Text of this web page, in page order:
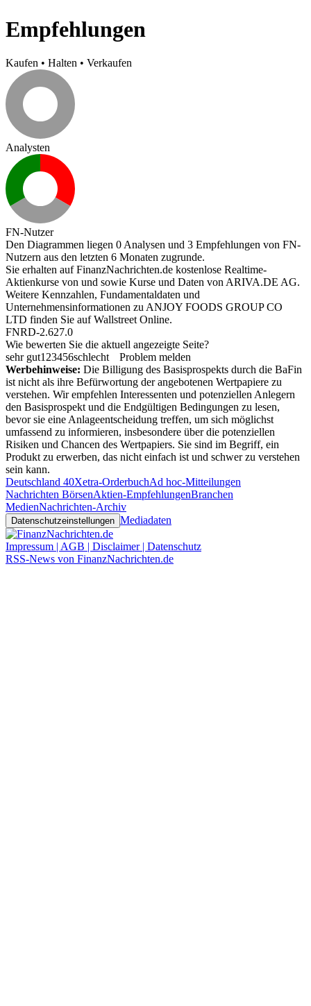
Empfehlungen
Kaufen • Halten • Verkaufen
Analysten
FN-Nutzer
Den Diagrammen liegen 0 Analysen und 3 Empfehlungen von FN-
Nutzern aus den letzten 6 Monaten zugrunde.
Sie erhalten auf FinanzNachrichten.de kostenlose Realtime-
Aktienkurse von und sowie Kurse und Daten von ARIVA.DE AG.
Weitere Kennzahlen, Fundamentaldaten und
Unternehmensinformationen zu ANJOY FOODS GROUP CO
LTD finden Sie aufWallstreet Online.
FNRD-2.627.0
Wie bewerten Sie die aktuell angezeigte Seite?
sehr gut1 23456schlecht
Problem melden
Werbehinweise: Die Billigung des Basisprospekts durch die BaFin
ist nicht als ihre Befürwortung der angebotenen Wertpapiere zu
verstehen. Wir empfehlen Interessenten und potenziellen Anlegern
den Basisprospekt und die Endgültigen Bedingungen zu lesen,
bevor sie eine Anlageentscheidung treffen, um sich möglichst
umfassend zu informieren, insbesondere über die potenziellen
Risiken und Chancen des Wertpapiers. Sie sind im Begriff, ein
Produkt zu erwerben, das nicht einfach ist und schwer zu verstehen
sein kann.
Deutschland 40Xetra-OrderbuchAd hoc-Mitteilungen
Nachrichten BörsenAktien-EmpfehlungenBranchen
MedienNachrichten-Archiv
Datenschutzeinstellungen Mediadaten
Impressum | AGB | Disclaimer | Datenschutz
RSS-News von FinanzNachrichten.de